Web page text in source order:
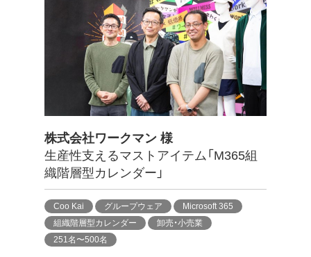
株式会社ワークマン 様
生産性支えるマストアイテム「M365組
織階層型カレンダー」
Coo Kai グループウェア
Microsoft 365
組織階層型カレンダー
卸売・小売業
251名〜500名